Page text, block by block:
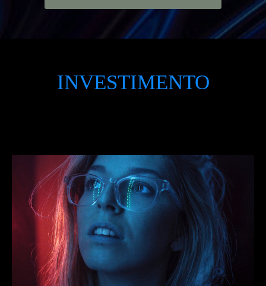
INVESTIMENTO